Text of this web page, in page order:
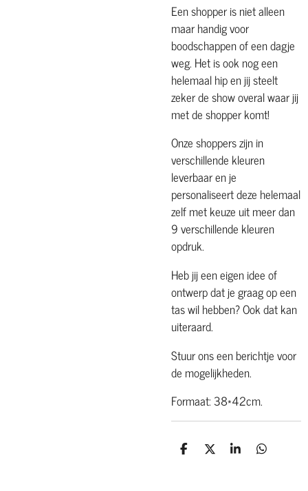
Een shopper is niet alleen
maar handig voor
boodschappen of een dagje
weg. Het is ook nog een
helemaal hip en jij steelt
zeker de show overal waar jij
met de shopper komt!
Onze shoppers zijn in
verschillende kleuren
leverbaar en je
personaliseert deze helemaal
zelf met keuze uit meer dan
9 verschillende kleuren
opdruk.
Heb jij een eigen idee of
ontwerp dat je graag op een
tas wil hebben? Ook dat kan
uiteraard.
Stuur ons een berichtje voor
de mogelijkheden.
Formaat: 38*42cm.
D D S D